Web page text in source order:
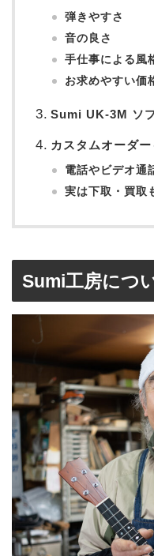
弾きやすさ
音の良さ
手仕事による風
お求めやすい価
Sumi UK-3M ソ
カスタムオーダ
電話やビデオ通
実は下取・買取
Sumi工房につ